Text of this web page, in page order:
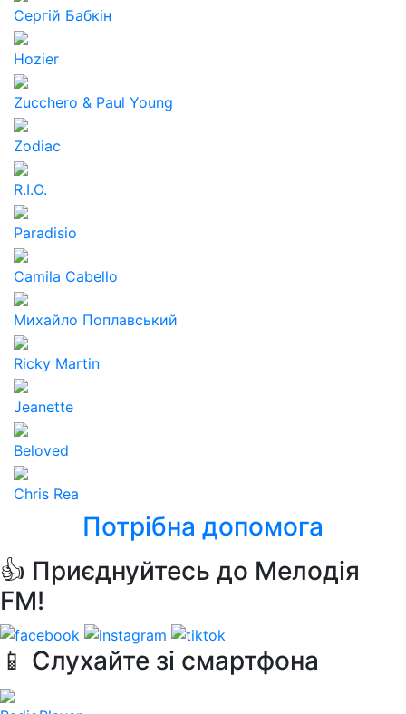
Сергій Бабкін
Hozier
Zucchero & Paul Young
Zodiac
R.I.O.
Paradisio
Camila Cabello
Михайло Поплавський
Ricky Martin
Jeanette
Beloved
Chris Rea
Потрібна допомога
👍 Приєднуйтесь до Мелодія
FM!
📱 Слухайте зі смартфона